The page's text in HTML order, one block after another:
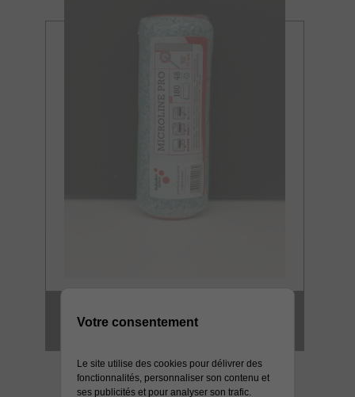
MICROFIBRE 12 MM HD
Votre consentement
Le site utilise des cookies pour délivrer des
fonctionnalités, personnaliser son contenu et
ses publicités et pour analyser son trafic.